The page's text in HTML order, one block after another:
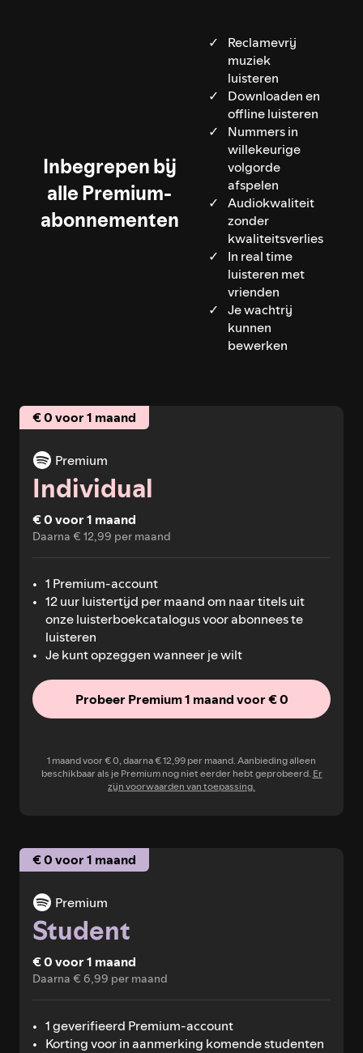
Inbegrepen bij
alle Premium-
abonnementen
Reclamevrij
muziek
luisteren
Downloaden en
offline luisteren
Nummers in
willekeurige
volgorde
afspelen
Audiokwaliteit
zonder
kwaliteitsverlies
In real time
luisteren met
vrienden
Je wachtrij
kunnen
bewerken
€ 0 voor 1 maand
Premium
Individual
€ 0 voor 1 maand
Daarna € 12,99 per maand
1 Premium-account
12 uur luistertijd per maand om naar titels uit
onze luisterboekcatalogus voor abonnees te
luisteren
Je kunt opzeggen wanneer je wilt
Probeer Premium 1 maand voor € 0
1 maand voor € 0, daarna € 12,99 per maand. Aanbieding alleen
beschikbaar als je Premium nog niet eerder hebt geprobeerd. Er
zijn voorwaarden van toepassing.
€ 0 voor 1 maand
Premium
Student
€ 0 voor 1 maand
Daarna € 6,99 per maand
1 geverifieerd Premium-account
Korting voor in aanmerking komende studenten